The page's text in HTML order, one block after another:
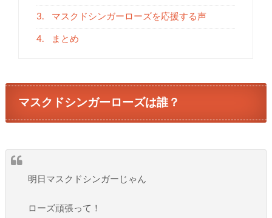
3. マスクドシンガーローズを応援する声
4. まとめ
マスクドシンガーローズは誰？
明日マスクドシンガーじゃん
ローズ頑張って！